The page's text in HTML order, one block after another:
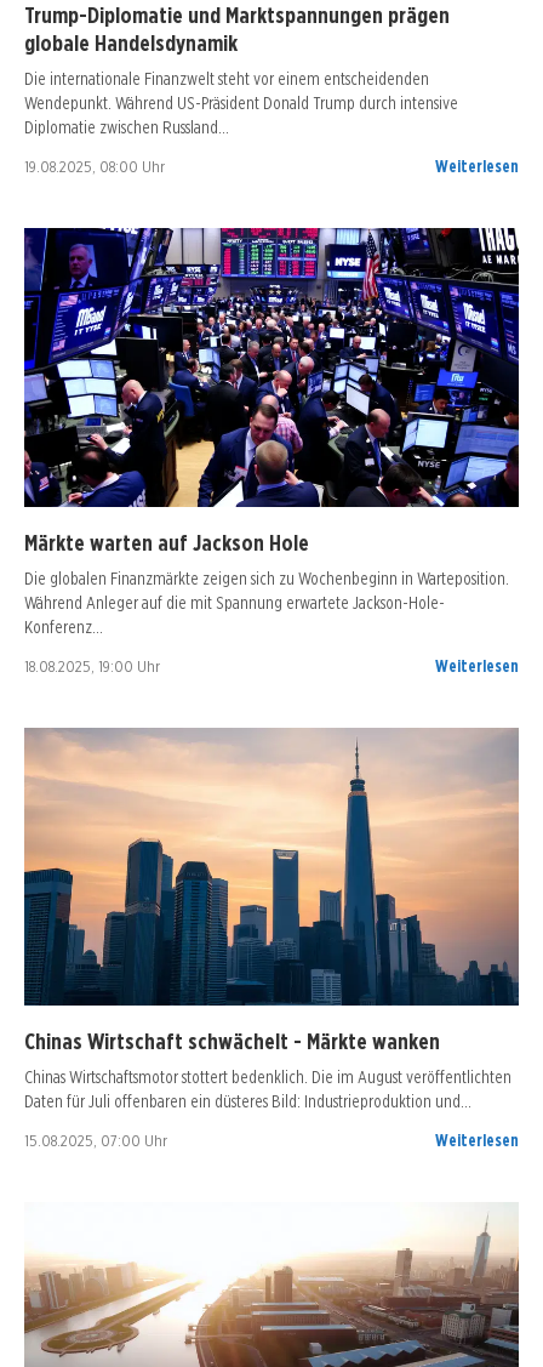
Trump-Diplomatie und Marktspannungen prägen
globale Handelsdynamik
Die internationale Finanzwelt steht vor einem entscheidenden
Wendepunkt. Während US-Präsident Donald Trump durch intensive
Diplomatie zwischen Russland…
19.08.2025, 08:00 Uhr Weiterlesen
Märkte warten auf Jackson Hole
Die globalen Finanzmärkte zeigen sich zu Wochenbeginn in Warteposition.
Während Anleger auf die mit Spannung erwartete Jackson-Hole-
Konferenz…
18.08.2025, 19:00 Uhr Weiterlesen
Chinas Wirtschaft schwächelt - Märkte wanken
Chinas Wirtschaftsmotor stottert bedenklich. Die im August veröffentlichten
Daten für Juli offenbaren ein düsteres Bild: Industrieproduktion und…
15.08.2025, 07:00 Uhr Weiterlesen